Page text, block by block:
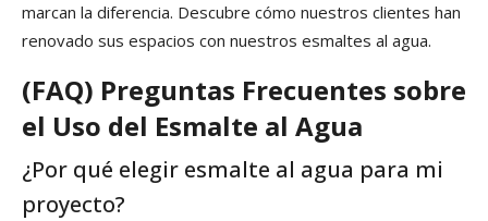
marcan la diferencia. Descubre cómo nuestros clientes han
renovado sus espacios con nuestros esmaltes al agua.
(FAQ) Preguntas Frecuentes sobre
el Uso del Esmalte al Agua
¿Por qué elegir esmalte al agua para mi
proyecto?